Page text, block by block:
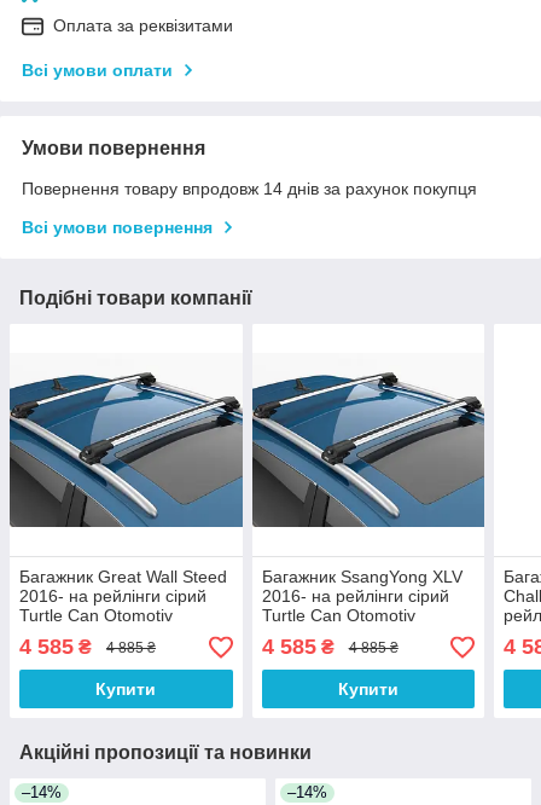
Оплата за реквізитами
Всі умови оплати
Умови повернення
Повернення товару впродовж 14 днів за рахунок покупця
Всі умови повернення
Подібні товари компанії
Багажник Great Wall Steed
2016- на рейлінги cірий
Turtle Can Otomotiv
4 585 ₴ 4 885 ₴
Купити
Багажник SsangYong XLV
2016- на рейлінги cірий
Turtle Can Otomotiv
4 585₴ 4 885 ₴
Купити
4
Акційні пропозиції та новинки
–14% –14%